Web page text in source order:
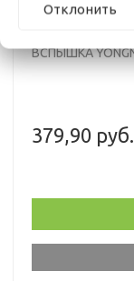
ВСПЫШКА
379,90 руб.
Отклонить